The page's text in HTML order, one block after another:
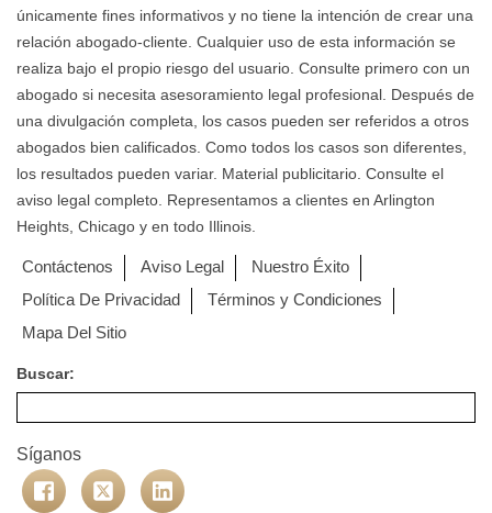
únicamente fines informativos y no tiene la intención de crear una
relación abogado-cliente. Cualquier uso de esta información se
realiza bajo el propio riesgo del usuario. Consulte primero con un
abogado si necesita asesoramiento legal profesional. Después de
una divulgación completa, los casos pueden ser referidos a otros
abogados bien calificados. Como todos los casos son diferentes,
los resultados pueden variar. Material publicitario. Consulte el
aviso legal completo. Representamos a clientes en Arlington
Heights, Chicago y en todo Illinois.
Contáctenos Aviso Legal
Nuestro Éxito
Política De Privacidad
Términos y Condiciones
Mapa Del Sitio
Síganos
Buscar: